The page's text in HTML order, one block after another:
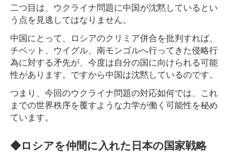
二つ目は、ウクライナ問題に中国が沈黙しているとい
う点を見逃してはなりません。
中国にとって、ロシアのクリミア併合を批判すれば、
チベット、ウイグル、南モンゴルへ行ってきた侵略行
為に対する矛先が、今度は自分の国に向けられる可能
性があります。ですから中国は沈黙しているのです。
つまり、今回のウクライナ問題の対応如何では、これ
までの世界秩序を覆すような力学が働く可能性を秘め
ています。
◆ロシアを仲間に入れた日本の国家戦略